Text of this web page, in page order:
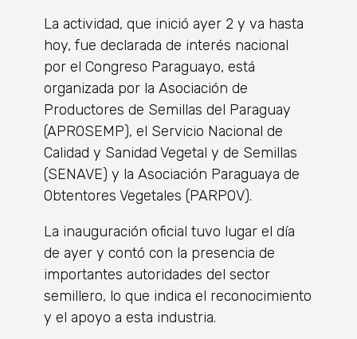
La actividad, que inició ayer 2 y va hasta
hoy, fue declarada de interés nacional
por el Congreso Paraguayo, está
organizada por la Asociación de
Productores de Semillas del Paraguay
(APROSEMP), el Servicio Nacional de
Calidad y Sanidad Vegetal y de Semillas
(SENAVE) y la Asociación Paraguaya de
Obtentores Vegetales (PARPOV).
La inauguración oficial tuvo lugar el día
de ayer y contó con la presencia de
importantes autoridades del sector
semillero, lo que indica el reconocimiento
y el apoyo a esta industria.